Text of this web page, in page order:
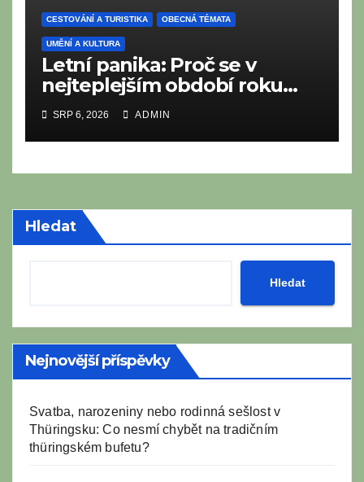
CESTOVÁNÍ A TURISTIKA OBECNÁ TÉMATA
UMĚNÍ A KULTURA
Letní panika: Proč se v
nejteplejším období roku
neustále něčeho bojíme?
SRP 6, 2026 ADMIN
Hledat
Hledat
Nejnovější příspěvky
Svatba, narozeniny nebo rodinná sešlost v
Thüringsku: Co nesmí chybět na tradičním
thüringském bufetu?